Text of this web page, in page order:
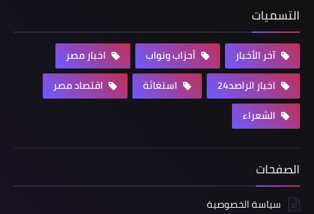
التسميات
آخر الأخبار أحزاب ونواب
اخبار مصر
اخبار الراصد24
استغاثة
اقتصاد مصر
الشعراء
الصفحات
سياسة الخصوصية